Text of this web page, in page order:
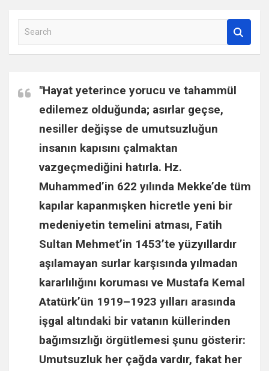
a
c
h
"Hayat yeterince yorucu ve tahammül
edilemez olduğunda; asırlar geçse,
nesiller değişse de umutsuzluğun
insanın kapısını çalmaktan
vazgeçmediğini hatırla. Hz.
Muhammed’in 622 yılında Mekke’de tüm
kapılar kapanmışken hicretle yeni bir
medeniyetin temelini atması, Fatih
Sultan Mehmet’in 1453’te yüzyıllardır
aşılamayan surlar karşısında yılmadan
kararlılığını koruması ve Mustafa Kemal
Atatürk’ün 1919–1923 yılları arasında
işgal altındaki bir vatanın küllerinden
bağımsızlığı örgütlemesi şunu gösterir:
Umutsuzluk her çağda vardır, fakat her